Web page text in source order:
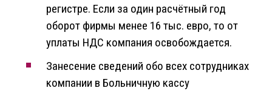
регистре. Если за один расчётный год
оборот фирмы менее 16 тыс. евро, то от
уплаты НДС компания освобождается.
Занесение сведений обо всех сотрудниках
компании в Больничную кассу